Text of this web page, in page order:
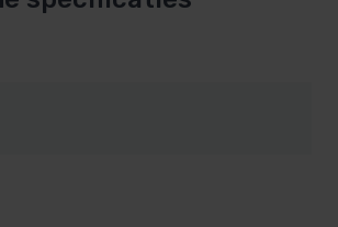
serie is gebaseerd op het ontwerp
A-serie onderwaterlampen.
compatibel met de nieuwe EVA